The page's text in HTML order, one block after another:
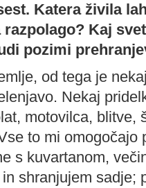
Katera živila
razpolago? Kaj
pozimi
od tega je
Nekaj
motovilca, blitve,
to mi omogočajo
s kuvartanom,
shranjujem sadje;